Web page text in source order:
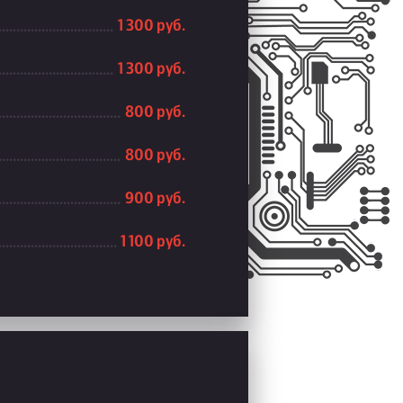
1 300 руб.
1 300 руб.
800 руб.
800 руб.
900 руб.
1 100 руб.